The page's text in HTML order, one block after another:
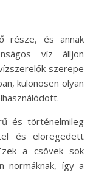
víz álljon
szerepe
különösen olyan
és történelmileg
és elöregedett
a csövek sok
normáknak, így a